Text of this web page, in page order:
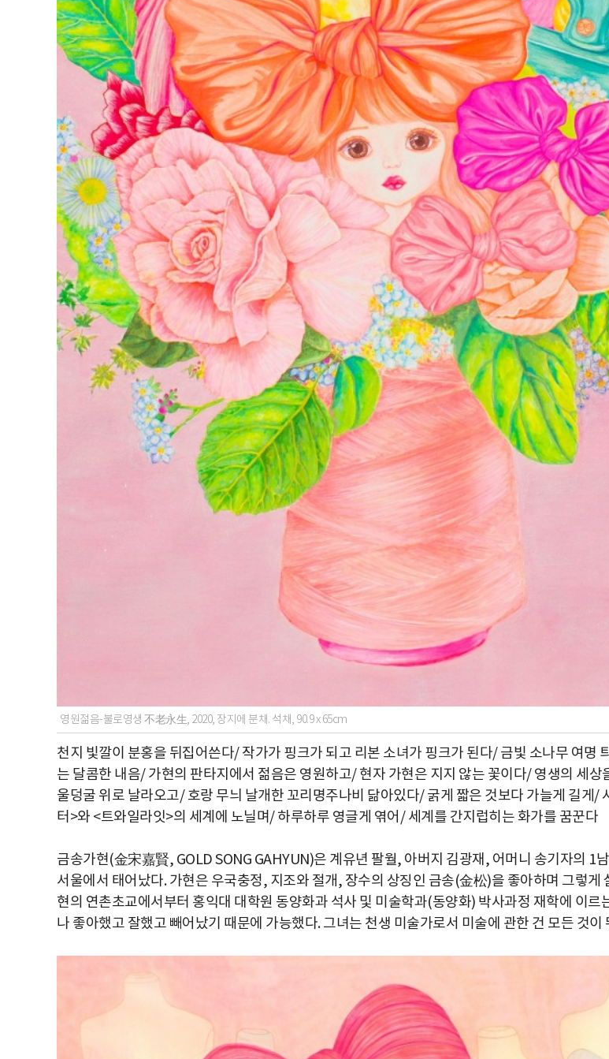
영원젊음-불로영생 不老永生, 2020, 장지에 분채. 석채, 90.9 x 65cm
천지 빛깔이 분홍을 뒤집어쓴다/ 작가가 핑크가 되고 리본 소녀가 핑크가 된다/ 금빛 소나무 여명
는 달콤한 내음/ 가현의 판타지에서 젊음은 영원하고/ 현자 가현은 지지 않는 꽃이다/ 영생의 세상
울덩굴 위로 날라오고/ 호랑 무늬 날개한 꼬리명주나비 닮아있다/ 굵게 짧은 것보다 가늘게 길게/
터>와 <트와일라잇>의 세계에 노닐며/ 하루하루 영글게 엮어/ 세계를 간지럽히는 화가를 꿈꾼다
금송가현(金宋嘉賢, GOLD SONG GAHYUN)은 계유년 팔월, 아버지 김광재, 어머니 송기자의 1
서울에서 태어났다. 가현은 우국충정, 지조와 절개, 장수의 상징인 금송(金松)을 좋아하며 그렇게
현의 연촌초교에서부터 홍익대 대학원 동양화과 석사 및 미술학과(동양화) 박사과정 재학에 이르
나 좋아했고 잘했고 빼어났기 때문에 가능했다. 그녀는 천생 미술가로서 미술에 관한 건 모든 것이